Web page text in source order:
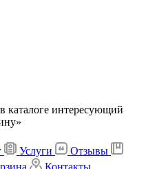
каталоге интересующий
Услуги
Отзывы